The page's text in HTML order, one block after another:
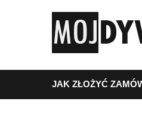
JAK ZŁOŻYĆ